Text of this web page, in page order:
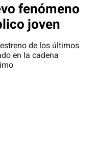
fenómeno
joven
de los últimos
en la cadena